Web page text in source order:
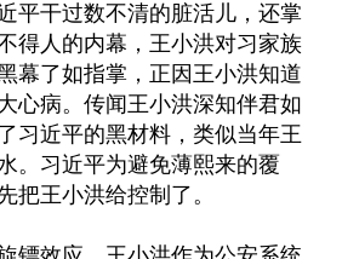
平干过数不清的脏活儿，还掌
得人的内幕，王小洪对习家族
幕了如指掌，正因王小洪知道
心病。传闻王小洪深知伴君如
习近平的黑材料，类似当年王
。习近平为避免薄熙来的覆
把王小洪给控制了。